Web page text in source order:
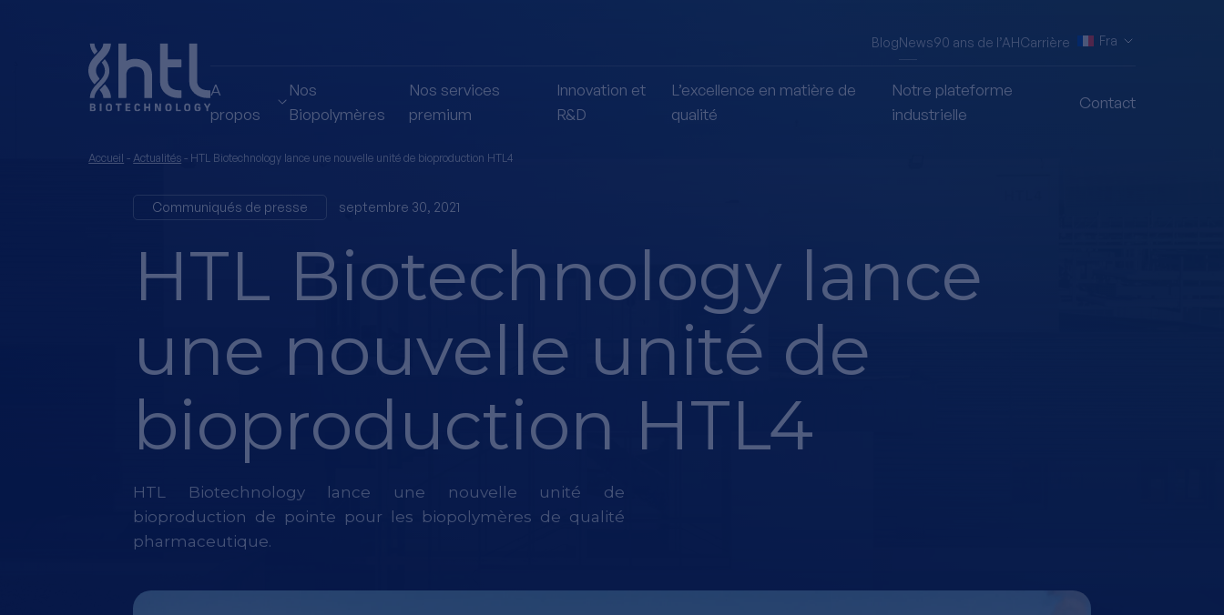
BlogNews90 ans de l’AHCarrière Fra
A
propos
Nos
Biopolymères
Nos services
premium
Innovation et
R&D
L’excellence en matière de
qualité
Notre plateforme
industrielle
Contact
Accueil -Actualités - HTL Biotechnology lance une nouvelle unité de bioproduction HTL4
Communiqués de presse septembre 30, 2021
HTL Biotechnology lance
une nouvelle unité de
bioproduction HTL4
HTL Biotechnology lance une nouvelle unité de
bioproduction de pointe pour les biopolymères de qualité
pharmaceutique.